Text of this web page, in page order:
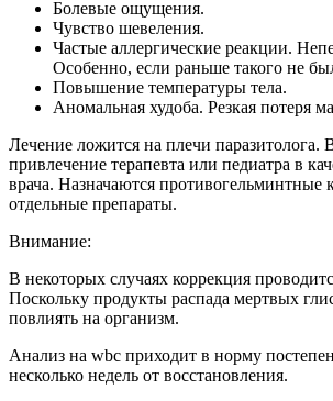
Болевые ощущения.
Чувство шевеления.
Частые аллергические реакции.
Особенно, если раньше такого не
Повышение температуры тела.
Аномальная худоба. Резкая потеря
Лечение ложится на плечи паразитолога.
привлечение терапевта или педиатра в
врача. Назначаются противогельминтные
отдельные препараты.
Внимание:
В некоторых случаях коррекция
Поскольку продукты распада мертвых
повлиять на организм.
Анализ на wbc приходит в норму
несколько недель от восстановления.